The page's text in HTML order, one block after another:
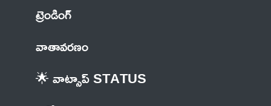
ట్రెండింగ్
వాతావరణం
🌟 వాట్సాప్ STATUS